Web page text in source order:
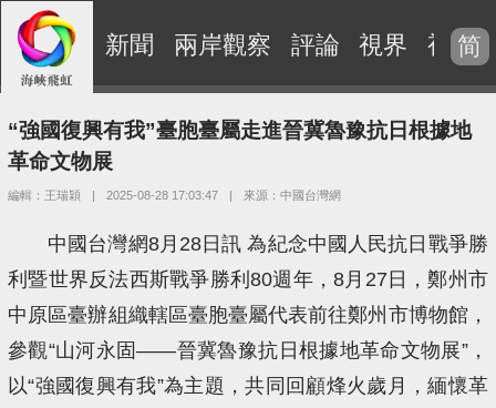
新聞 兩岸觀察 評論 視界 視頻
简
“強國復興有我”臺胞臺屬走進晉冀魯豫抗日根據地
革命文物展
編輯：王瑞穎 | 2025-08-28 17:03:47 | 來源：中國台灣網
中國台灣網8月28日訊 為紀念中國人民抗日戰爭勝
利暨世界反法西斯戰爭勝利80週年，8月27日，鄭州市
中原區臺辦組織轄區臺胞臺屬代表前往鄭州市博物館，
參觀“山河永固——晉冀魯豫抗日根據地革命文物展”，
以“強國復興有我”為主題，共同回顧烽火歲月，緬懷革